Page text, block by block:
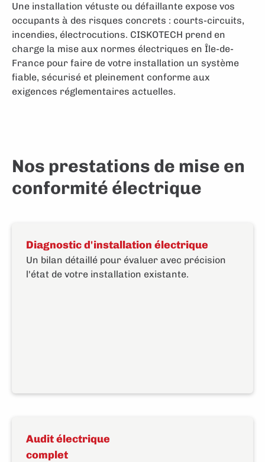
Une installation vétuste ou défaillante expose vos
occupants à des risques concrets : courts-circuits,
incendies, électrocutions. CISKOTECH prend en
charge la mise aux normes électriques en Île-de-
France pour faire de votre installation un système
fiable, sécurisé et pleinement conforme aux
exigences réglementaires actuelles.
Nos prestations de mise en
conformité électrique
Diagnostic d'installation électrique
Un bilan détaillé pour évaluer avec précision
l'état de votre installation existante.
Audit électrique
complet